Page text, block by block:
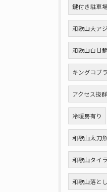
鍵付き駐車
和歌山大アジ
和歌山白甘
キングコブラ
アクセス抜
冷暖房有り
和歌山太刀
和歌山タイ
和歌山落と